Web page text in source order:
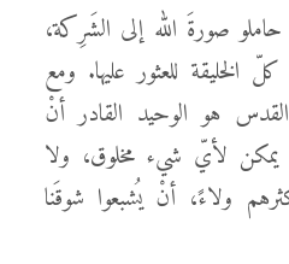
صورةَ الله إلى الشَرِكة،
الخليقة للعثور عليها. ومع
هو الوحيد القادر أنْ
لأيّ شيء مخلوق، ولا
ولاءً، أنْ يُشبعوا شوقَنا